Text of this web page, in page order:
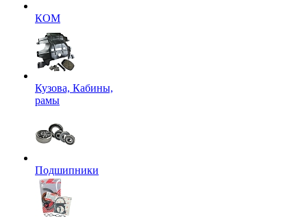
КОМ
Кузова, Кабины,
рамы
Подшипники